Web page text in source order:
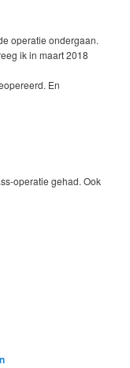
operatie ondergaan.
ik in maart 2018
En
operatie gehad. Ook